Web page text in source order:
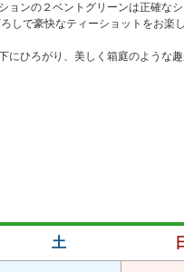
ョンの２ベントグリーンは正確なシ
しで豪快なティーショットをお楽
にひろがり、美しく箱庭のような
土